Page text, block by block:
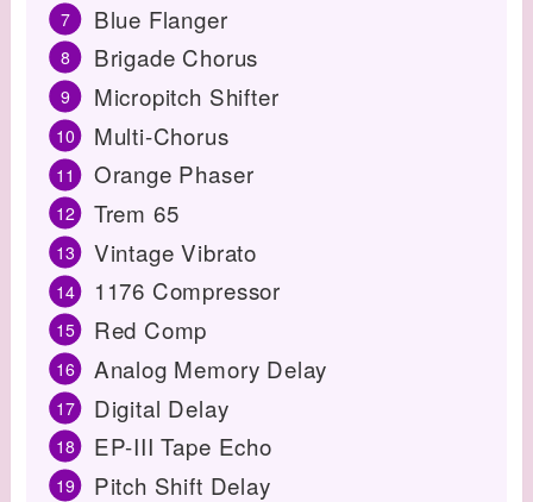
Blue Flanger
Brigade Chorus
Micropitch Shifter
Multi-Chorus
Orange Phaser
Trem 65
Vintage Vibrato
1176 Compressor
Red Comp
Analog Memory Delay
Digital Delay
EP-III Tape Echo
Pitch Shift Delay